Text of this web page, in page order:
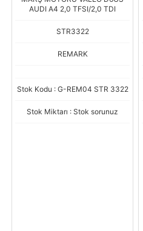
AUDI A4 2,0 TFSI/2,0 TDI
STR3322
REMARK
Stok Kodu : G-REM04 STR 3322
Stok Miktarı : Stok sorunuz